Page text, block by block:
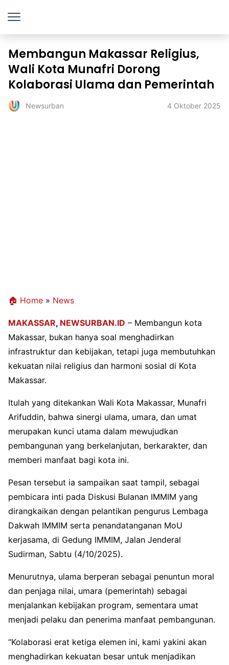
Membangun Makassar Religius,
Wali Kota Munafri Dorong
Kolaborasi Ulama dan Pemerintah
Newsurban 4 Oktober 2025
🏠 Home » News
MAKASSAR, NEWSURBAN.ID – Membangun kota
Makassar, bukan hanya soal menghadirkan
infrastruktur dan kebijakan, tetapi juga membutuhkan
kekuatan nilai religius dan harmoni sosial di Kota
Makassar.
Itulah yang ditekankan Wali Kota Makassar, Munafri
Arifuddin, bahwa sinergi ulama, umara, dan umat
merupakan kunci utama dalam mewujudkan
pembangunan yang berkelanjutan, berkarakter, dan
memberi manfaat bagi kota ini.
Pesan tersebut ia sampaikan saat tampil, sebagai
pembicara inti pada Diskusi Bulanan IMMIM yang
dirangkaikan dengan pelantikan pengurus Lembaga
Dakwah IMMIM serta penandatanganan MoU
kerjasama, di Gedung IMMIM, Jalan Jenderal
Sudirman, Sabtu (4/10/2025).
Menurutnya, ulama berperan sebagai penuntun moral
dan penjaga nilai, umara (pemerintah) sebagai
menjalankan kebijakan program, sementara umat
menjadi pelaku dan penerima manfaat pembangunan.
“Kolaborasi erat ketiga elemen ini, kami yakini akan
menghadirkan kekuatan besar untuk menjadikan